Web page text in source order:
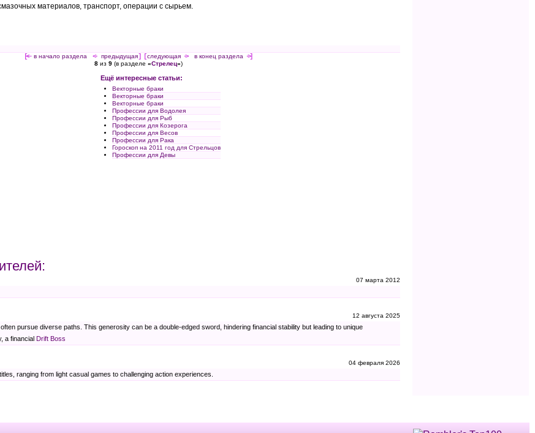
материалов, транспорт, операции с сырьем.
[<— в начало раздела <- предыдущая] [ следующая -> в конец раздела ->]
8 из 9 (в разделе «Стрелец»)
Ещё интересные статьи:
Векторные браки
Векторные браки
Векторные браки
Профессии для Водолея
Профессии для Рыб
Профессии для Козерога
Профессии для Весов
Профессии для Рака
Гороскоп на 2011 год для Стрельцов
Профессии для Девы
07 марта 2012
12 августа 2025
pursue diverse paths. This generosity can be a double-edged sword, hindering financial stability but leading to unique
a financial Drift Boss
04 февраля 2026
ranging from light casual games to challenging action experiences.